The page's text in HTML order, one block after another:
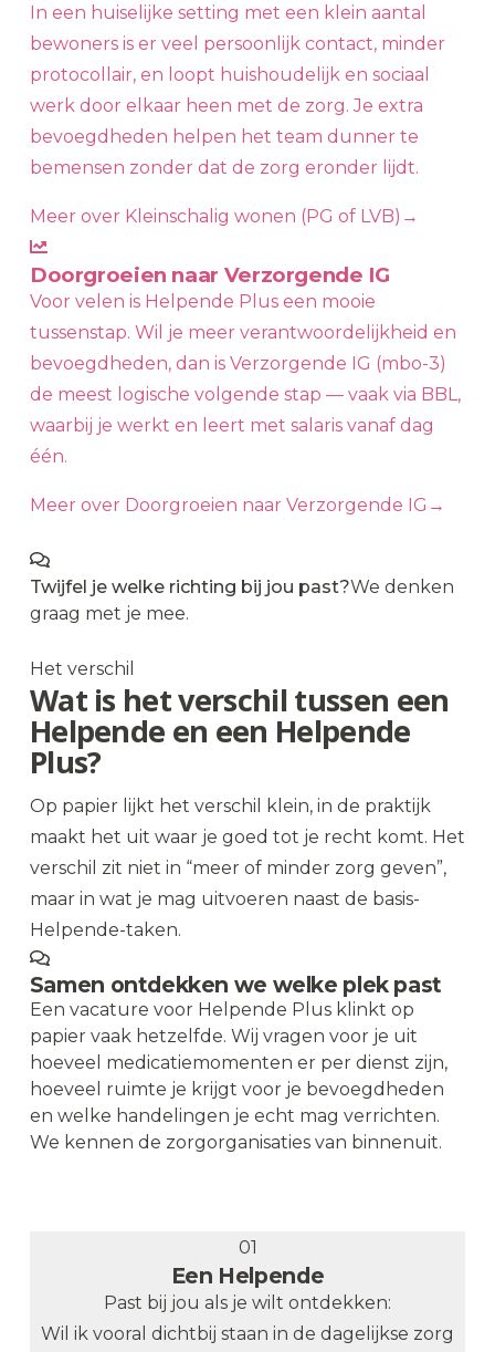
In een huiselijke setting met een klein aantal
bewoners is er veel persoonlijk contact, minder
protocollair, en loopt huishoudelijk en sociaal
werk door elkaar heen met de zorg. Je extra
bevoegdheden helpen het team dunner te
bemensen zonder dat de zorg eronder lijdt.
Meer over Kleinschalig wonen (PG of LVB) →
Doorgroeien naar Verzorgende IG
Voor velen is Helpende Plus een mooie
tussenstap. Wil je meer verantwoordelijkheid en
bevoegdheden, dan is Verzorgende IG (mbo-3)
de meest logische volgende stap — vaak via BBL,
waarbij je werkt en leert met salaris vanaf dag
één.
Meer over Doorgroeien naar Verzorgende IG →
Twijfel je welke richting bij jou past?We denken
graag met je mee.
Het verschil
Wat is het verschil tussen een
Helpende en een Helpende
Plus?
Op papier lijkt het verschil klein, in de praktijk
maakt het uit waar je goed tot je recht komt. Het
verschil zit niet in “meer of minder zorg geven”,
maar in wat je mag uitvoeren naast de basis-
Helpende-taken.
Samen ontdekken we welke plek past
Een vacature voor Helpende Plus klinkt op
papier vaak hetzelfde. Wij vragen voor je uit
hoeveel medicatiemomenten er per dienst zijn,
hoeveel ruimte je krijgt voor je bevoegdheden
en welke handelingen je echt mag verrichten.
We kennen de zorgorganisaties van binnenuit.
01
Een Helpende
Past bij jou als je wilt ontdekken:
Wil ik vooral dichtbij staan in de dagelijkse zorg